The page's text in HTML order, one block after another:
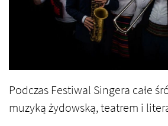
Podczas Festiwal Singera całe
muzyką żydowską, teatrem i